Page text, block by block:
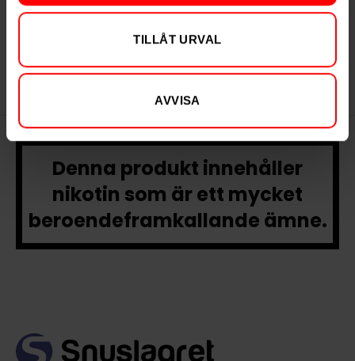
TILLÅT URVAL
AVVISA
Denna produkt innehåller
nikotin som är ett mycket
beroendeframkallande ämne.